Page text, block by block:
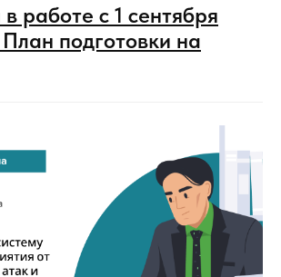
работе с 1 сентября
подготовки на